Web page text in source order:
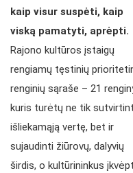
kaip visur suspėti, kaip
viską pamatyti, aprėpti.
Rajono kultūros įstaigų
rengiamų tęstinių
renginių sąraše – 21
kuris turėtų ne tik
išliekamąją vertę, bet ir
sujaudinti žiūrovų, dalyvių
širdis, o kultūrininkus